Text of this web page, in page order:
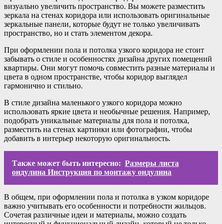
визуально увеличить пространство. Вы можете разместить
зеркала на стенах коридора или использовать оригинальные
зеркальные панели, которые будут не только увеличивать
пространство, но и стать элементом декора.
При оформлении пола и потолка узкого коридора не стоит
забывать о стиле и особенностях дизайна других помещений
квартиры. Они могут помочь совместить разные материалы и
цвета в одном пространстве, чтобы коридор выглядел
гармонично и стильно.
В стиле дизайна маленького узкого коридора можно
использовать яркие цвета и необычные решения. Например,
подобрать уникальные материалы для пола и потолка,
разместить на стенах картинки или фотографии, чтобы
добавить в интерьер некоторую оригинальность.
Также может быть интересно: Размеры листа
ондулина Инструкция по монтажу ондулина
В общем, при оформлении пола и потолка в узком коридоре
важно учитывать его особенности и потребности жильцов.
Сочетая различные идеи и материалы, можно создать